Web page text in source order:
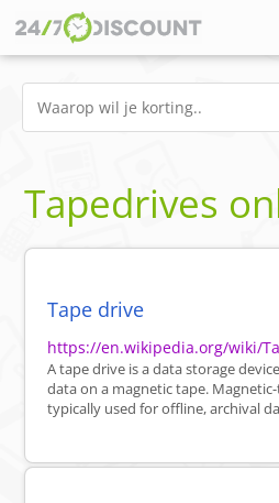
Tapedrives
Tape drive
https://en.wikipedia.org/wiki/
A tape drive is a data storage
data on a magnetic tape.
typically used for offline, archival